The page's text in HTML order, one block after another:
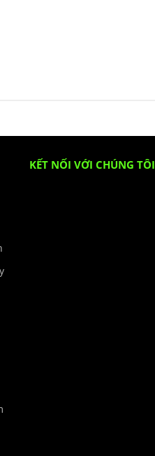
KẾT NỐI VỚI CHÚNG TÔI